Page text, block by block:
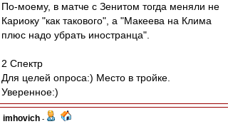
По-моему, в матче с Зенитом тогда меняли не
Кариоку "как такового", а "Макеева на Клима
плюс надо убрать иностранца".
2 Спектр
Для целей опроса:) Место в тройке.
Уверенное:)
imhovich -